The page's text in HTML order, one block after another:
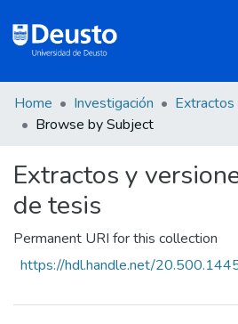
DeustoTeka
Communities
&
Collections
All of DSpace
Home Investigación
Browse by Subject
Extractos y
de tesis
Permanent URI for this collection
https://hdl.handle.net/